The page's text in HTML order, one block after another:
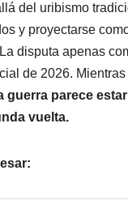
del uribismo
y proyectarse
disputa apenas
de 2026.
guerra parece
vuelta.